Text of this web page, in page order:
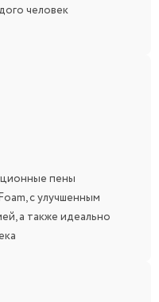
человек
пены
с улучшенным
а также идеально